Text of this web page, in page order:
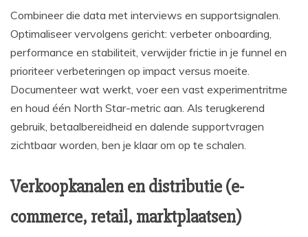
Combineer die data met interviews en supportsignalen.
Optimaliseer vervolgens gericht: verbeter onboarding,
performance en stabiliteit, verwijder frictie in je funnel en
prioriteer verbeteringen op impact versus moeite.
Documenteer wat werkt, voer een vast experimentritme
en houd één North Star-metric aan. Als terugkerend
gebruik, betaalbereidheid en dalende supportvragen
zichtbaar worden, ben je klaar om op te schalen.
Verkoopkanalen en distributie (e-
commerce, retail, marktplaatsen)